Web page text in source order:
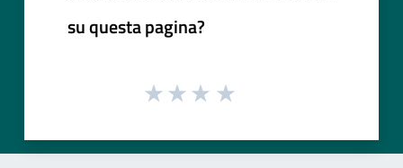
su questa pagina?